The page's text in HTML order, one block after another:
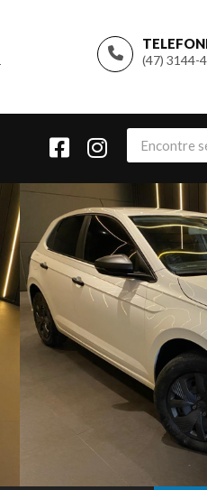
(47) 3144-